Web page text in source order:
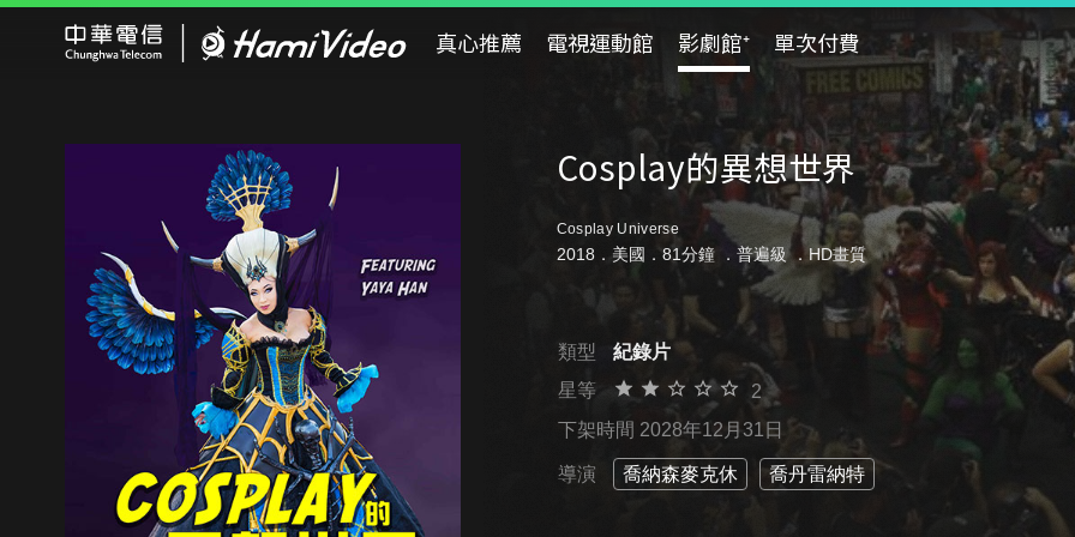
真心推薦 電視運動館 影劇館⁺ 單次付費
Cosplay的異想世界
Cosplay Universe
2018．美國．81分鐘 ． 普遍級．HD畫質
類型
紀錄片
星等
2
下架時間 2028年12月31日
導演 喬納森麥克休 喬丹雷納特